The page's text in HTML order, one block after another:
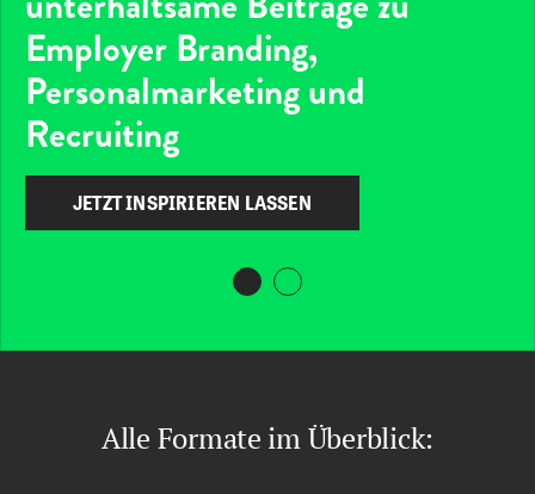
Employer Branding,
Personalmarketing und
Recruiting
JETZT INSPIRIEREN LASSEN
Alle Formate im Überblick: